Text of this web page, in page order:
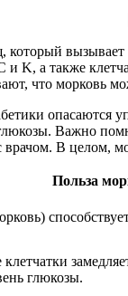
K, а также
что морковь
опасаются
Важно
врачом. В целом,
Польза
глюкозы.